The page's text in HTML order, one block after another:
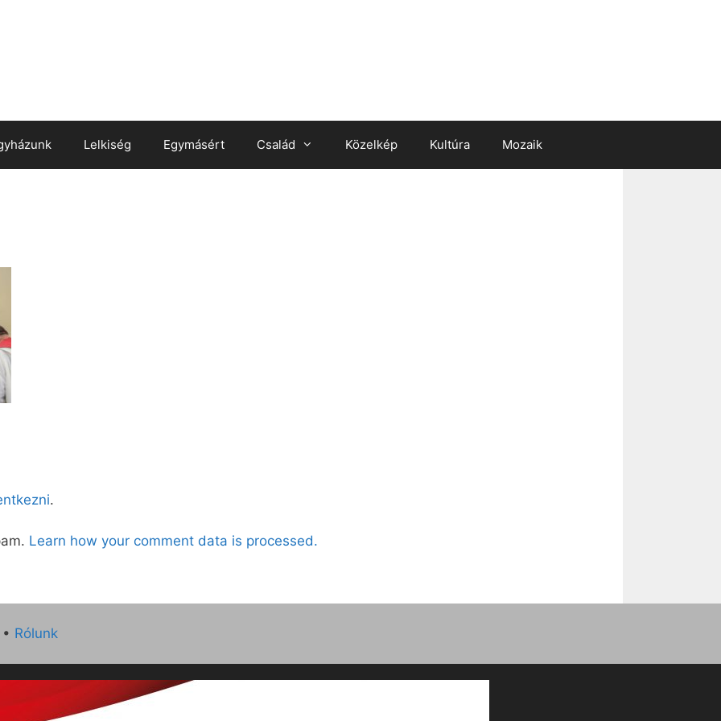
Lelkiség Egymásért Család Közelkép Kultúra Mozaik
.
Learn how your comment data is processed.
• Rólunk